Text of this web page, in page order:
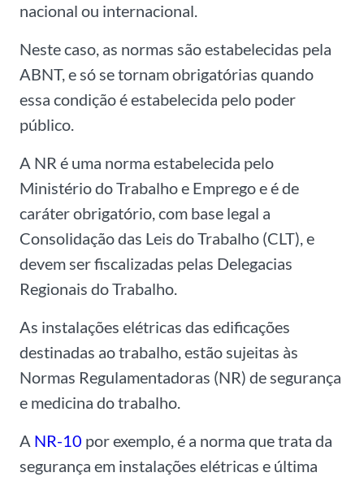
nacional ou internacional.
Neste caso, as normas são estabelecidas pela
ABNT, e só se tornam obrigatórias quando
essa condição é estabelecida pelo poder
público.
A NR é uma norma estabelecida pelo
Ministério do Trabalho e Emprego e é de
caráter obrigatório, com base legal a
Consolidação das Leis do Trabalho (CLT), e
devem ser fiscalizadas pelas Delegacias
Regionais do Trabalho.
As instalações elétricas das edificações
destinadas ao trabalho, estão sujeitas às
Normas Regulamentadoras (NR) de segurança
e medicina do trabalho.
A NR-10 por exemplo, é a norma que trata da
segurança em instalações elétricas e última